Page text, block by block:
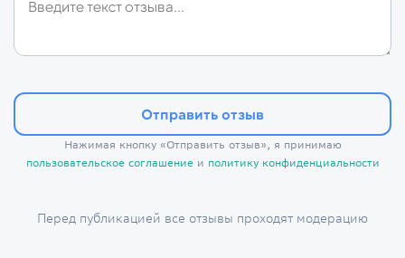
Отправить отзыв
Нажимая кнопку «Отправить отзыв», я принимаю
пользовательское соглашениеи политику конфиденциальности
Перед публикацией все отзывы проходят модерацию